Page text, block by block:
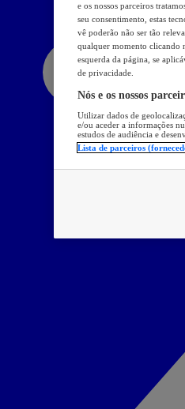
e os nossos parceiros
seu consentimento, estas
vê poderão não ser tão
qualquer momento clicando
esquerda da página, se
de privacidade.
Nós e os nossos
Utilizar dados de
e/ou aceder a informações
estudos de audiência e
Lista de parceiros